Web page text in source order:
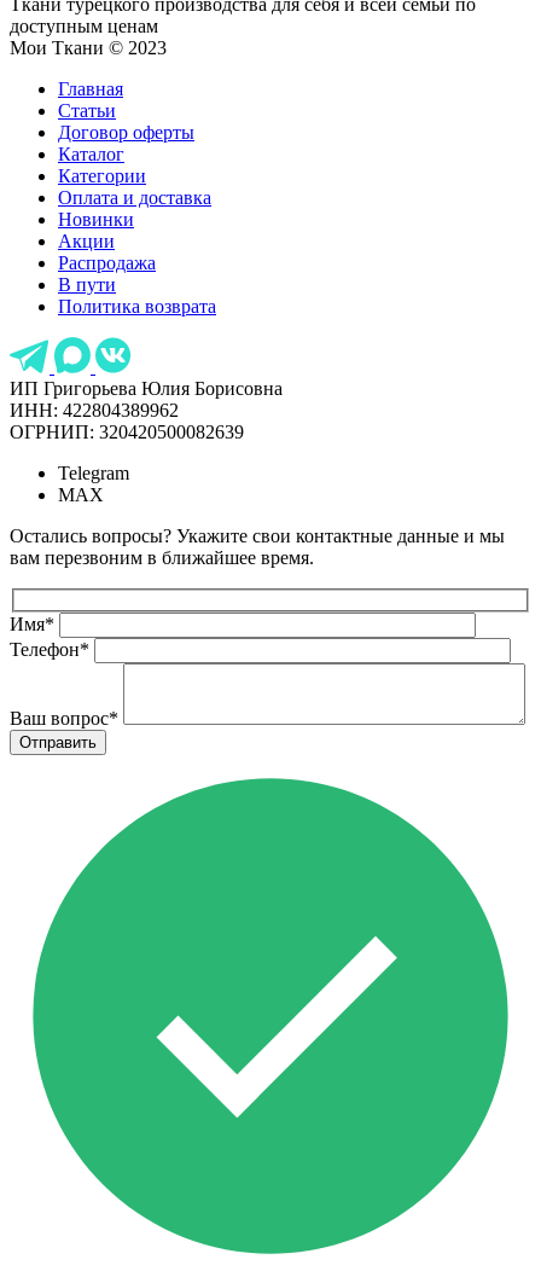
Ткани турецкого производства для себя и всей семьи по
доступным ценам
Мои Ткани © 2023
Главная
Статьи
Договор оферты
Каталог
Категории
Оплата и доставка
Новинки
Акции
Распродажа
В пути
Политика возврата
ИП Григорьева Юлия Борисовна
ИНН: 422804389962
ОГРНИП: 320420500082639
Telegram
MAX
Остались вопросы? Укажите свои контактные данные и мы
вам перезвоним в ближайшее время.
Имя*
Телефон*
Ваш вопрос*